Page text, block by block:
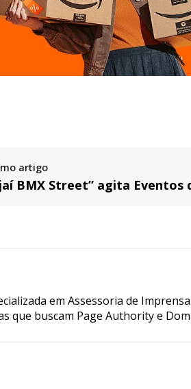
artigo
BMX Street” agita Eventos
em Assessoria de
que buscam Page Authority e